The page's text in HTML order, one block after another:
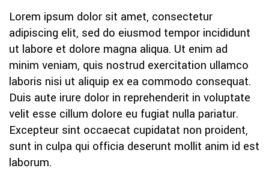
Lorem ipsum dolor sit amet, consectetur
adipiscing elit, sed do eiusmod tempor incididunt
ut labore et dolore magna aliqua. Ut enim ad
minim veniam, quis nostrud exercitation ullamco
laboris nisi ut aliquip ex ea commodo consequat.
Duis aute irure dolor in reprehenderit in voluptate
velit esse cillum dolore eu fugiat nulla pariatur.
Excepteur sint occaecat cupidatat non proident,
sunt in culpa qui officia deserunt mollit anim id est
laborum.